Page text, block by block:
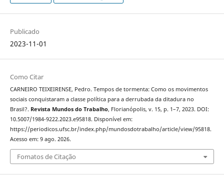
Publicado
2023-11-01
Como Citar
CARNEIRO TEIXEIRENSE, Pedro. Tempos de tormenta: Como os movimentos
sociais conquistaram a classe política para a derrubada da ditadura no
Brasil?. Revista Mundos do Trabalho, Florianópolis, v. 15, p. 1–7, 2023. DOI:
10.5007/1984-9222.2023.e95818. Disponível em:
https://periodicos.ufsc.br/index.php/mundosdotrabalho/article/view/95818.
Acesso em: 9 ago. 2026.
Fomatos de Citação